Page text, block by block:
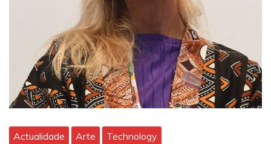
Actualidade Arte Technology